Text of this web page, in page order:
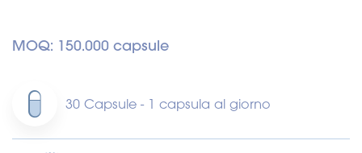
MOQ: 150.000 capsule
30 Capsule - 1 capsula al giorno